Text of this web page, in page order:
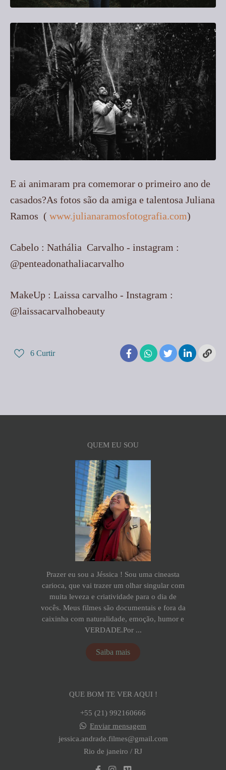
E ai animaram pra comemorar o primeiro ano de
casados?As fotos são da amiga e talentosa Juliana
Ramos ( www.julianaramosfotografia.com)
Cabelo : Nathália Carvalho - instagram :
@penteadonathaliacarvalho
MakeUp : Laissa carvalho - Instagram :
@laissacarvalhobeauty
6 Curtir
QUEM EU SOU
Prazer eu sou a Jéssica ! Sou uma cineasta
carioca, que vai trazer um olhar singular com
muita leveza e criatividade para o dia de
vocês. Meus filmes são documentais e fora da
caixinha com naturalidade, emoção, humor e
VERDADE.Por ...
Saiba mais
QUE BOM TE VER AQUI !
+55 (21) 992160666
Enviar mensagem
jessica.andrade.filmes@gmail.com
Rio de janeiro / RJ